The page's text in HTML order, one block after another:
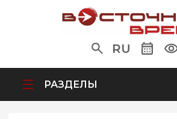
RU
РАЗДЕЛЫ